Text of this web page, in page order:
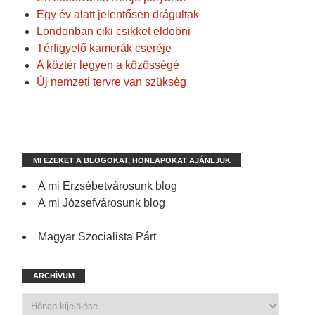
Egy év alatt jelentősen drágultak
Londonban ciki csikket eldobni
Térfigyelő kamerák cseréje
A köztér legyen a közösségé
Új nemzeti tervre van szükség
MI EZEKET A BLOGOKAT, HONLAPOKAT AJÁNLJUK
A mi Erzsébetvárosunk blog
A mi Józsefvárosunk blog
Magyar Szocialista Párt
ARCHÍVUM